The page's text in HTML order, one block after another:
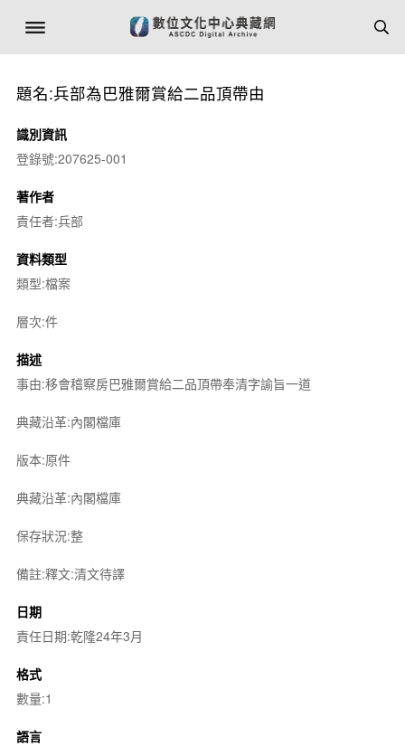
題名:兵部為巴雅爾賞給二品頂帶由
識別資訊
登錄號:207625-001
著作者
責任者:兵部
資料類型
類型:檔案
層次:件
描述
事由:移會稽察房巴雅爾賞給二品頂帶奉清字諭旨一道
典藏沿革:內閣檔庫
版本:原件
典藏沿革:內閣檔庫
保存狀況:整
備註:釋文:清文待譯
日期
責任日期:乾隆24年3月
格式
數量:1
語言